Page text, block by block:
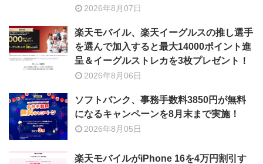
2026年8月07日
楽天モバイル、楽天イーグルスの推し選手
を選んで加入すると最大14000ポイント進
呈＆イーグルストレカを3枚プレゼント！
2026年8月06日
ソフトバンク、事務手数料3850円が無料
になるキャンペーンを8月末まで実施！
2026年8月05日
楽天モバイルがiPhone 16を4万円割引す